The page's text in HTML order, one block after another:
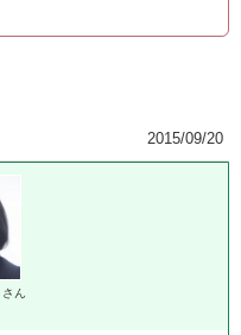
2015/09/20
さん